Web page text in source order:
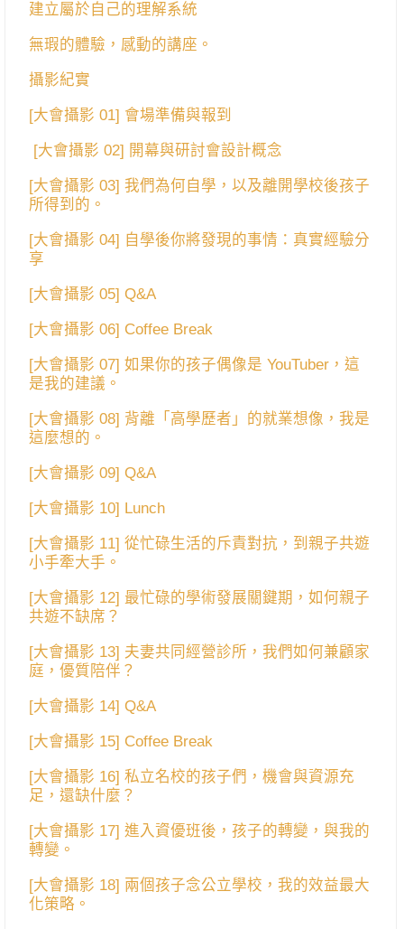
建立屬於自己的理解系統
無瑕的體驗，感動的講座。
攝影紀實
[大會攝影 01] 會場準備與報到
[大會攝影 02] 開幕與研討會設計概念
[大會攝影 03] 我們為何自學，以及離開學校後孩子
所得到的。
[大會攝影 04] 自學後你將發現的事情：真實經驗分
享
[大會攝影 05] Q&A
[大會攝影 06] Coffee Break
[大會攝影 07] 如果你的孩子偶像是 YouTuber，這
是我的建議。
[大會攝影 08] 背離「高學歷者」的就業想像，我是
這麼想的。
[大會攝影 09] Q&A
[大會攝影 10] Lunch
[大會攝影 11] 從忙碌生活的斥責對抗，到親子共遊
小手牽大手。
[大會攝影 12] 最忙碌的學術發展關鍵期，如何親子
共遊不缺席？
[大會攝影 13] 夫妻共同經營診所，我們如何兼顧家
庭，優質陪伴？
[大會攝影 14] Q&A
[大會攝影 15] Coffee Break
[大會攝影 16] 私立名校的孩子們，機會與資源充
足，還缺什麼？
[大會攝影 17] 進入資優班後，孩子的轉變，與我的
轉變。
[大會攝影 18] 兩個孩子念公立學校，我的效益最大
化策略。